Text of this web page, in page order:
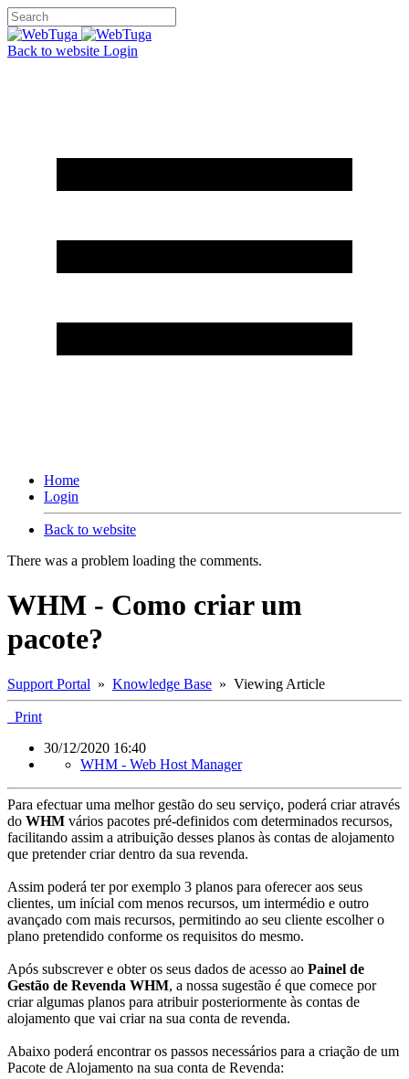
Back to website Login
Home
Login
Back to website
There was a problem loading the comments.
WHM - Como criar um
pacote?
Support Portal » Knowledge Base » Viewing Article
Print
30/12/2020 16:40
WHM - Web Host Manager
Para efectuar uma melhor gestão do seu serviço, poderá criar através
do WHM vários pacotes pré-definidos com determinados recursos,
facilitando assim a atribuição desses planos às contas de alojamento
que pretender criar dentro da sua revenda.
Assim poderá ter por exemplo 3 planos para oferecer aos seus
clientes, um inícial com menos recursos, um intermédio e outro
avançado com mais recursos, permitindo ao seu cliente escolher o
plano pretendido conforme os requisitos do mesmo.
Após subscrever e obter os seus dados de acesso ao Painel de
Gestão de Revenda WHM, a nossa sugestão é que comece por
criar algumas planos para atribuir posteriormente às contas de
alojamento que vai criar na sua conta de revenda.
Abaixo poderá encontrar os passos necessários para a criação de um
Pacote de Alojamento na sua conta de Revenda: